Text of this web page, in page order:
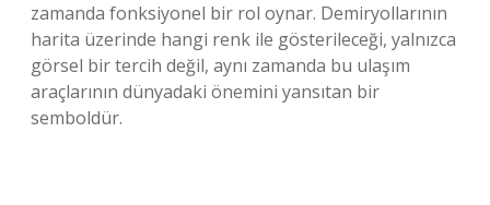
zamanda fonksiyonel bir rol oynar. Demiryollarının
harita üzerinde hangi renk ile gösterileceği, yalnızca
görsel bir tercih değil, aynı zamanda bu ulaşım
araçlarının dünyadaki önemini yansıtan bir
semboldür.